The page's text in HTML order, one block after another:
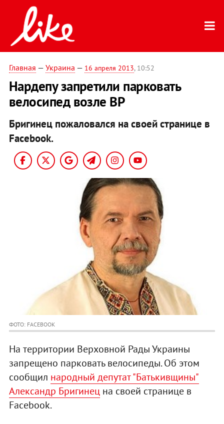
Главная — Украина — 16 апреля 2013, 10:52
Нардепу запретили парковать
велосипед возле ВР
Бригинец пожаловался на своей странице в
Facebook.
ФОТО: FACEBOOK
На территории Верховной Рады Украины
запрещено парковать велосипеды. Об этом
сообщил народный депутат "Батькивщины"
Александр Бригинецна своей странице в
Facebook.